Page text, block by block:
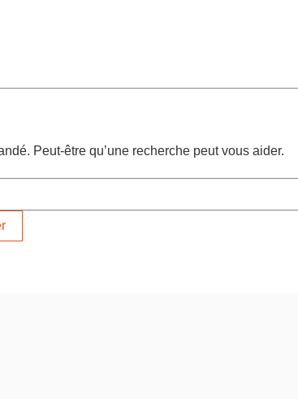
Peut-être qu’une recherche peut vous aider.